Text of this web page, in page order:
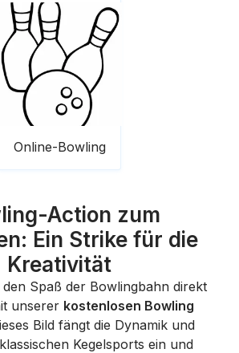
Online-Bowling
Action zum
Ein Strike für die
Kreativität
Spaß der Bowlingbahn direkt
unserer kostenlosen Bowling
Bild fängt die Dynamik und
Kegelsports ein und